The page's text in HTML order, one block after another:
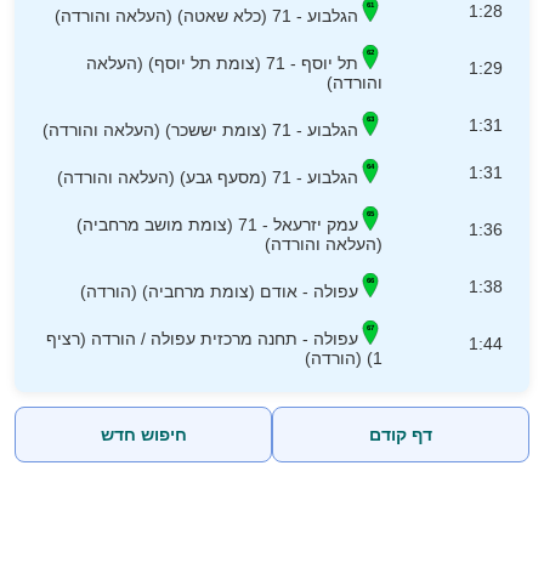
1:28 הגלבוע - 71 (כלא שאטה) (העלאה והורדה)
1:29
תל יוסף - 71 (צומת תל יוסף) (העלאה
והורדה)
1:31 הגלבוע - 71 (צומת יששכר) (העלאה והורדה)
1:31 הגלבוע - 71 (מסעף גבע) (העלאה והורדה)
1:36
עמק יזרעאל - 71 (צומת מושב מרחביה)
(העלאה והורדה)
1:38 עפולה - אודם (צומת מרחביה) (הורדה)
1:44
עפולה - תחנה מרכזית עפולה / הורדה (רציף
1) (הורדה)
דף קודם חיפוש חדש